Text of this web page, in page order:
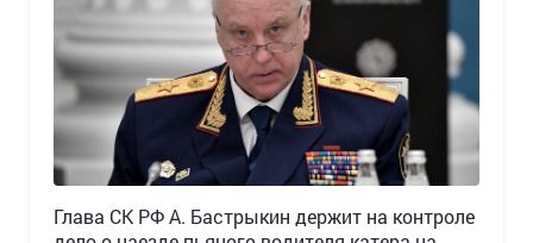
Глава СК РФ А. Бастрыкин держит на контроле